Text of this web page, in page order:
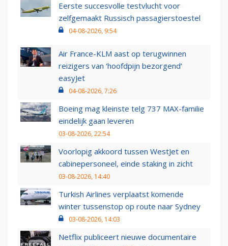
Eerste succesvolle testvlucht voor
zelfgemaakt Russisch passagierstoestel
04-08-2026, 9:54
Air France-KLM aast op terugwinnen
reizigers van ‘hoofdpijn bezorgend’
easyJet
04-08-2026, 7:26
Boeing mag kleinste telg 737 MAX-familie
eindelijk gaan leveren
03-08-2026, 22:54
Voorlopig akkoord tussen WestJet en
cabinepersoneel, einde staking in zicht
03-08-2026, 14:40
Turkish Airlines verplaatst komende
winter tussenstop op route naar Sydney
03-08-2026, 14:03
Netflix publiceert nieuwe documentaire